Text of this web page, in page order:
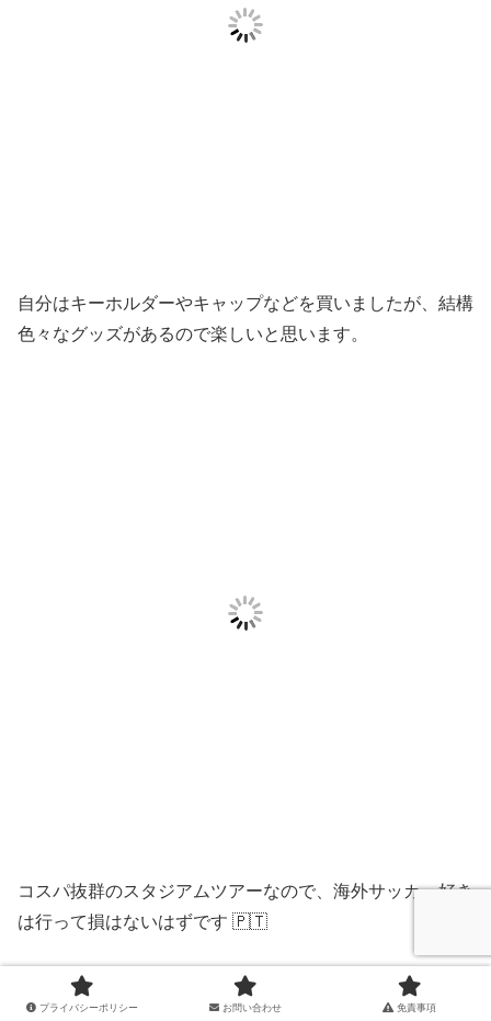
自分はキーホルダーやキャップなどを買いましたが、結構
色々なグッズがあるので楽しいと思います。
コスパ抜群のスタジアムツアーなので、海外サッカー好き
は行って損はないはずです 🇵🇹
プライバシーポリシー お問い合わせ 免責事項